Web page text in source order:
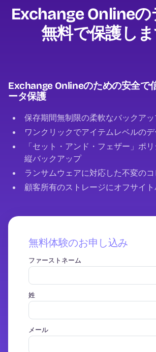
Exchange Online
無料で保護しま
Exchange Onlineのための安全で
ータ保護
保存期間無制限の柔軟なバックア
ワンクリックでアイテムレベルの
「セット・アンド・フェザー」ポ
縦バックアップ
ランサムウェアに対応した不変の
顧客所有のストレージにオフサイ
無料体験のお申し込み
ファーストネーム
姓
メール